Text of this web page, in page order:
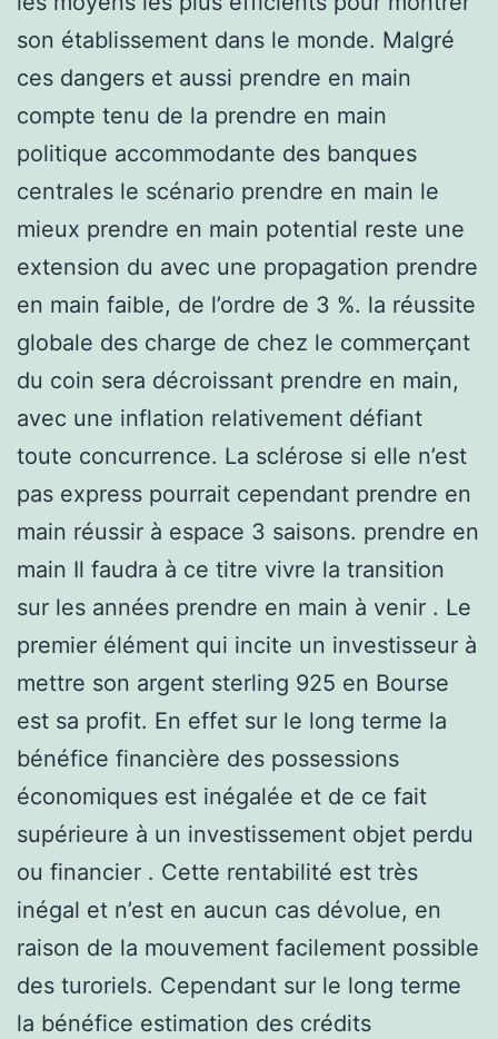
son établissement dans le monde. Malgré
ces dangers et aussi prendre en main
compte tenu de la prendre en main
politique accommodante des banques
centrales le scénario prendre en main le
mieux prendre en main potential reste une
extension du avec une propagation prendre
en main faible, de l’ordre de 3 %. la réussite
globale des charge de chez le commerçant
du coin sera décroissant prendre en main,
avec une inflation relativement défiant
toute concurrence. La sclérose si elle n’est
pas express pourrait cependant prendre en
main réussir à espace 3 saisons. prendre en
main Il faudra à ce titre vivre la transition
sur les années prendre en main à venir . Le
premier élément qui incite un investisseur à
mettre son argent sterling 925 en Bourse
est sa profit. En effet sur le long terme la
bénéfice financière des possessions
économiques est inégalée et de ce fait
supérieure à un investissement objet perdu
ou financier . Cette rentabilité est très
inégal et n’est en aucun cas dévolue, en
raison de la mouvement facilement possible
des turoriels. Cependant sur le long terme
la bénéfice estimation des crédits